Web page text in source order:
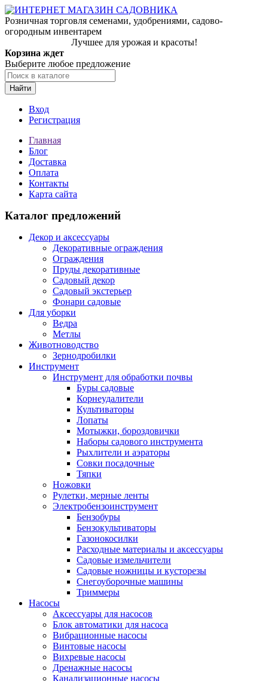
Розничная торговля семенами, удобрениями, садово-
огородным инвентарем
Лучшее для урожая и красоты!
Корзина ждет
Выберите любое предложение
Найти
Вход
Регистрация
Главная
Блог
Доставка
Оплата
Контакты
Карта сайта
Каталог предложений
Декор и аксессуары
Декоративные ограждения
Ограждения
Пруды декоративные
Садовый декор
Садовый экстерьер
Фонари садовые
Для уборки
Ведра
Метлы
Животноводство
Зернодробилки
Инструмент
Инструмент для обработки почвы
Буры садовые
Корнеудалители
Культиваторы
Лопаты
Мотыжки, бороздовички
Наборы садового инструмента
Рыхлители и аэраторы
Совки посадочные
Тяпки
Ножовки
Рулетки, мерные ленты
Электробензоинструмент
Бензобуры
Бензокультиваторы
Газонокосилки
Расходные материалы и аксессуары
Садовые измельчители
Садовые ножницы и кусторезы
Снегоуборочные машины
Триммеры
Насосы
Аксессуары для насосов
Блок автоматики для насоса
Вибрационные насосы
Винтовые насосы
Вихревые насосы
Дренажные насосы
Канализационные насосы